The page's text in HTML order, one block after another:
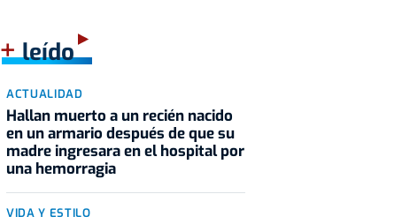
+leído
ACTUALIDAD
Hallan muerto a un recién nacido
en un armario después de que su
madre ingresara en el hospital por
una hemorragia
VIDA Y ESTILO